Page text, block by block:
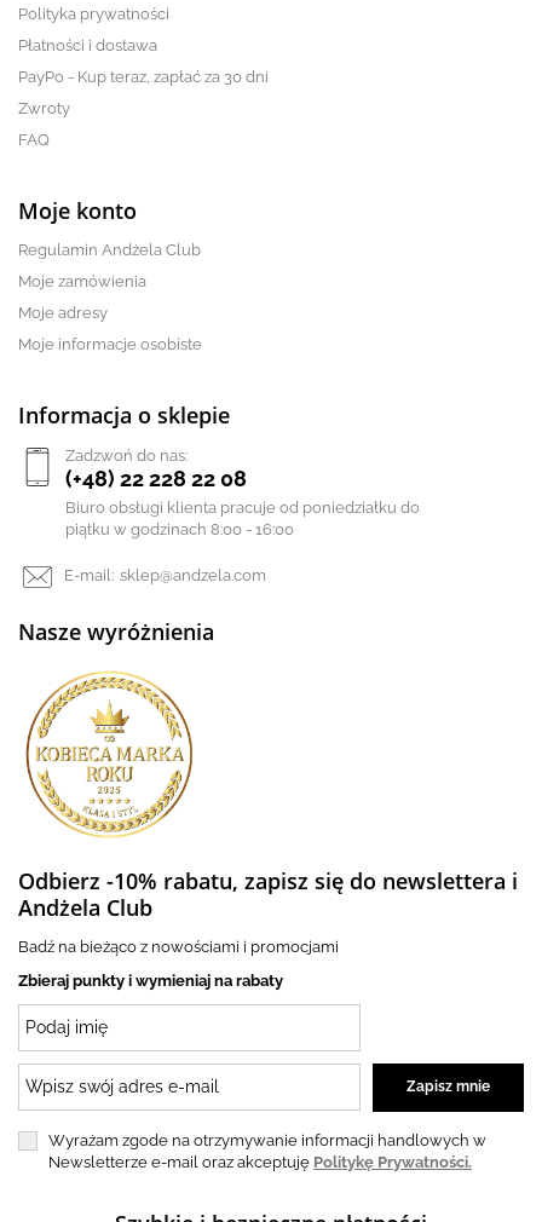
Polityka prywatności
Płatności i dostawa
PayPo - Kup teraz, zapłać za 30 dni
Zwroty
FAQ
Moje konto
Regulamin Andżela Club
Moje zamówienia
Moje adresy
Moje informacje osobiste
Informacja o sklepie
Zadzwoń do nas:
(+48) 22 228 22 08
Biuro obsługi klienta pracuje od poniedziałku do
piątku w godzinach 8:00 - 16:00
E-mail: sklep@andzela.com
Nasze wyróżnienia
Odbierz -10% rabatu, zapisz się do newslettera i
Andżela Club
Badź na bieżąco z nowościami i promocjami
Zbieraj punkty i wymieniaj na rabaty
Wyrażam zgode na otrzymywanie informacji handlowych w
Newsletterze e-mail oraz akceptuję Politykę Prywatności.